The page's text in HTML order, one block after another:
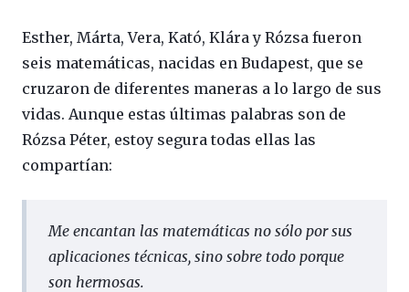
Esther, Márta, Vera, Kató, Klára y Rózsa fueron
seis matemáticas, nacidas en Budapest, que se
cruzaron de diferentes maneras a lo largo de sus
vidas. Aunque estas últimas palabras son de
Rózsa Péter, estoy segura todas ellas las
compartían:
Me encantan las matemáticas no sólo por sus
aplicaciones técnicas, sino sobre todo porque
son hermosas.